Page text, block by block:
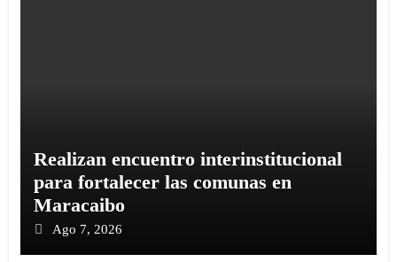
Realizan encuentro interinstitucional
para fortalecer las comunas en
Maracaibo
Ago 7, 2026